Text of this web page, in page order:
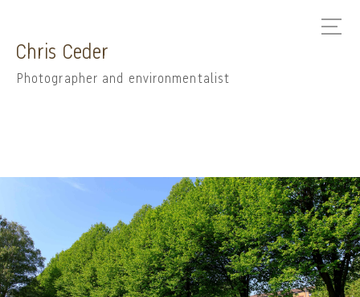
Chris Ceder
Photographer and environmentalist